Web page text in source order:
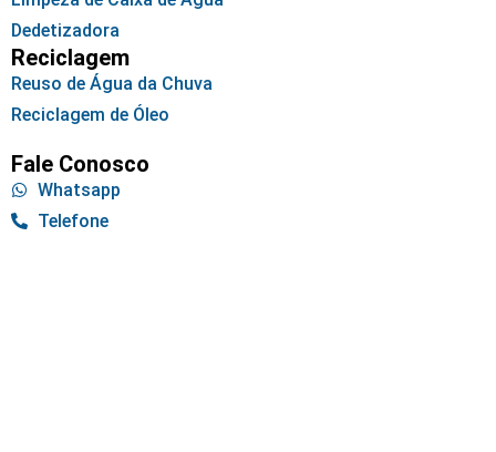
Dedetizadora
Reciclagem
Reuso de Água da Chuva
Reciclagem de Óleo
Fale Conosco
Whatsapp
Telefone